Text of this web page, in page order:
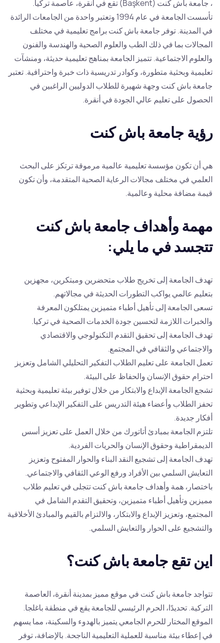
، جامعة باش كنت (Başkent) تقع في أنقرة، عاصمة تركيا.
تأسست الجامعة في عام 1994 وتعتبر واحدة من الجامعات الرائدة
في المدينة. توفر جامعة باش كنت برامج تعليمية في مختلف
المجالات بما في ذلك الطب والعلوم الصحية والهندسة والفنون
والعلوم الاجتماعية. تتميز الجامعة بمناهج تعليمية حديثة، ومنشآت
تعليمية وبحثية متطورة، وكوادر تدريسية ذات خبرة واحترافية. تعتبر
جامعة باش كنت وجهة شهيرة للطلاب الدوليين الراغبين في
الحصول على تعليم عالي الجودة في أنقرة.
رؤية جامعة باش كنت
هي أن تكون مؤسسة تعليمية عالمية مرموقة ترتكز على البحث
العلمي في مختلف مجالات الرعاية الصحية المتقدمة، وأن تكون
قيمة مضافة محلية وعالمية.
مهمة وأهداف جامعة باش كنت
تتجسد في ما يلي:
تهدف الجامعة إلى تخريج طلاب متحضرين ومبتكرين، مجهزين
بتعليم عالمي يواكب التطورات الحديثة في مجالاتهم.
تسعى الجامعة إلى تأهيل أطباء متميزين يمتلكون المعرفة
والخبرات اللازمة لتحسين جودة الخدمات الصحية في تركيا.
تهدف الجامعة إلى تحقيق التقدم التكنولوجي والاقتصادي
والاجتماعي والثقافي في المجتمع.
تعمل الجامعة على تعليم الطلاب التفكير التحليلي الشامل وتعزيز
احترام حقوق الإنسان والحفاظ على البيئة.
تشجع الجامعة الإبداع والابتكار من خلال توفير بيئة تعليمية وبحثية
تحفز الطلاب وأعضاء هيئة التدريس على التفكير الإبداعي وتطوير
أفكار جديدة.
تلتزم الجامعة بمبادئ أتاتورك من خلال العمل على تعزيز أسس
الديمقراطية وحقوق الإنسان والحريات الفردية.
تهدف الجامعة إلى تشجيع النقد البناء والحوار المفتوح وتعزيز
التعايش السلمي بين الأفراد ورفع الوعي الثقافي والاجتماعي.
باختصار، همة وأهداف جامعة باش كنت تتجلى في تعليم طلاب
مميزين وتأهيل أطباء متميزين، وتحقيق التقدم الشامل في
المجتمع، وتعزيز الإبداع والابتكار، والالتزام بالقيم والمبادئ الأخلاقية
والتشجيع على الحوار والتعايش السلمي.
اين تقع جامعة باش كنت؟
تتواجد جامعة باش كنت في موقع مميز بمدينة أنقرة، العاصمة
التركية. تحديدًا، الحرم الرئيسي للجامعة يقع في منطقة باغلجا.
الموقع المختار للحرم الجامعي يتميز بالهدوء والسكينة، مما يسهم
في إعطاء بيئة مناسبة للعملية التعليمية الناجحة. بالإضافة، توفر